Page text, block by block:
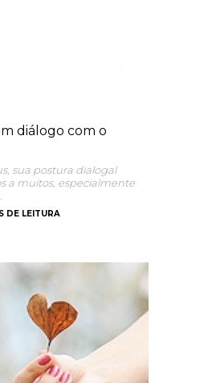
diálogo com o
sua postura dialogal
a muitos, especialmente
DE LEITURA